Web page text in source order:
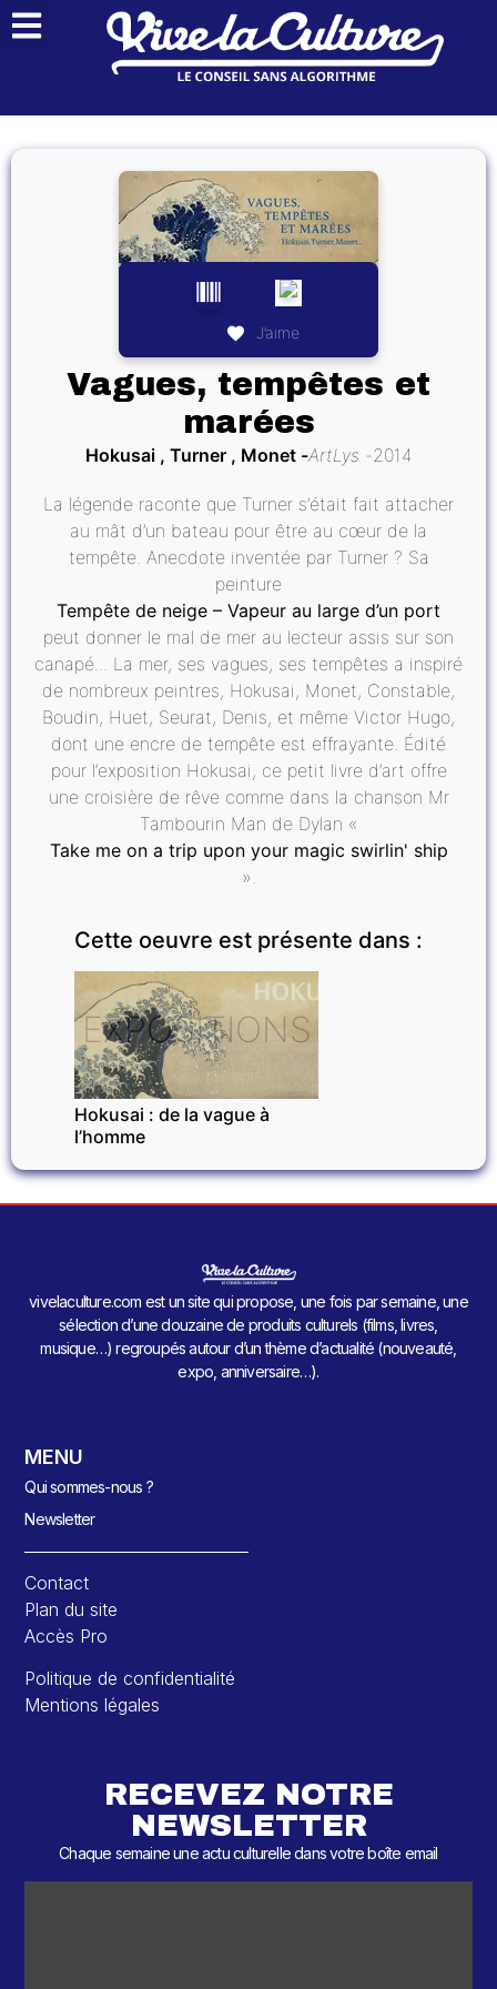
J’aime
Vagues, tempêtes et
marées
Hokusai , Turner , Monet ArtLys 2014
La légende raconte que Turner s’était fait attacher
au mât d’un bateau pour être au cœur de la
tempête. Anecdote inventée par Turner ? Sa
peinture
Tempête de neige – Vapeur au large d’un port
peut donner le mal de mer au lecteur assis sur son
canapé... La mer, ses vagues, ses tempêtes a inspiré
de nombreux peintres, Hokusai, Monet, Constable,
Boudin, Huet, Seurat, Denis, et même Victor Hugo,
dont une encre de tempête est effrayante. Édité
pour l’exposition Hokusai, ce petit livre d’art offre
une croisière de rêve comme dans la chanson Mr
Tambourin Man de Dylan «
Take me on a trip upon your magic swirlin' ship
».
Cette oeuvre est présente dans :
EXPOSITIONS
Hokusai : de la vague à
l’homme
vivelaculture.com est un site qui propose, une fois par semaine, une
sélection d’une douzaine de produits culturels (films, livres,
musique…) regroupés autour d’un thème d’actualité (nouveauté,
expo, anniversaire…).
MENU
Qui sommes-nous ?
Newsletter
Contact
Plan du site
Accès Pro
Politique de confidentialité
Mentions légales
RECEVEZ NOTRE
NEWSLETTER
Chaque semaine une actu culturelle dans votre boîte email